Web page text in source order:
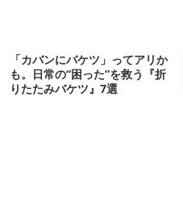
「カバンにバケツ」ってアリか
も。日常の“困った”を救う『折
りたたみバケツ』7選